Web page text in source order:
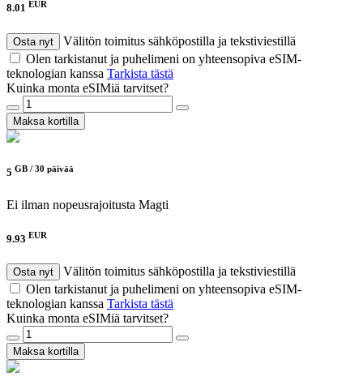
8.01 EUR
Osta nyt
Välitön toimitus sähköpostilla ja tekstiviestillä
Olen tarkistanut ja puhelimeni on yhteensopiva eSIM-
teknologian kanssa Tarkista tästä
Kuinka monta eSIMiä tarvitset?
Maksa kortilla
5 GB / 30 päivää
Ei ilman nopeusrajoitusta Magti
9.93 EUR
Osta nyt
Välitön toimitus sähköpostilla ja tekstiviestillä
Olen tarkistanut ja puhelimeni on yhteensopiva eSIM-
teknologian kanssa Tarkista tästä
Kuinka monta eSIMiä tarvitset?
Maksa kortilla